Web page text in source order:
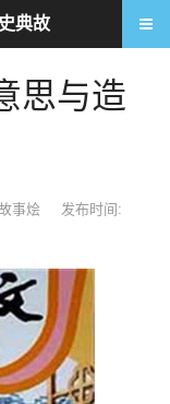
思与造
事烩
发布时间:
典故